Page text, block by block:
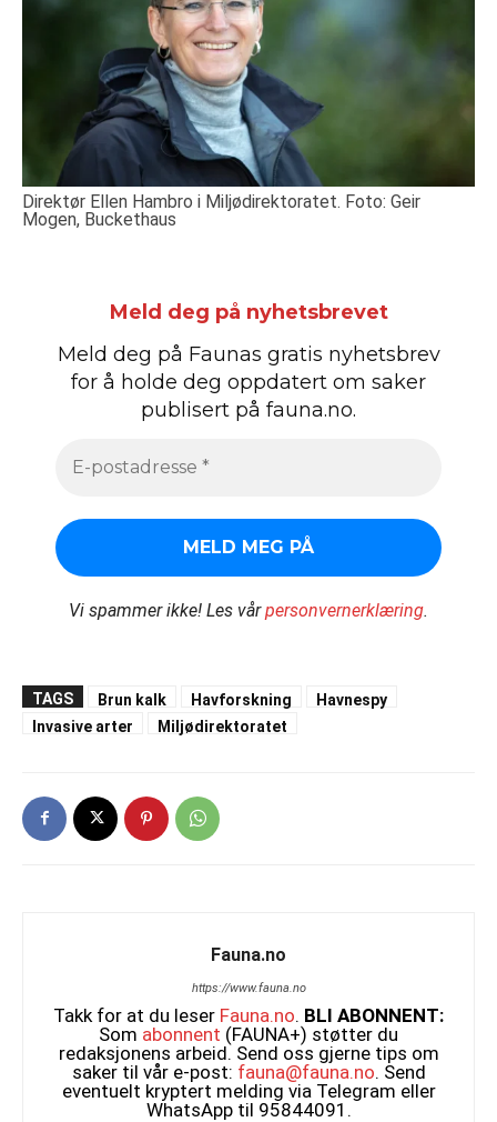
Direktør Ellen Hambro i Miljødirektoratet. Foto: Geir
Mogen, Buckethaus
Meld deg på nyhetsbrevet
Meld deg på Faunas gratis nyhetsbrev
for å holde deg oppdatert om saker
publisert på fauna.no.
Vi spammer ikke! Les vårpersonvernerklæring.
TAGS Brun kalk Havforskning
Havnespy
Invasive arter
Miljødirektoratet
Fauna.no
https://www.fauna.no
Takk for at du leser Fauna.no. BLI ABONNENT:
Som abonnent (FAUNA+) støtter du
redaksjonens arbeid. Send oss gjerne tips om
saker til vår e-post: fauna@fauna.no. Send
eventuelt kryptert melding via Telegram eller
WhatsApp til 95844091.